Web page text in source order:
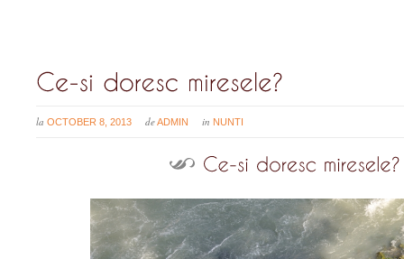
la OCTOBER 8, 2013 deADMIN in NUNTI